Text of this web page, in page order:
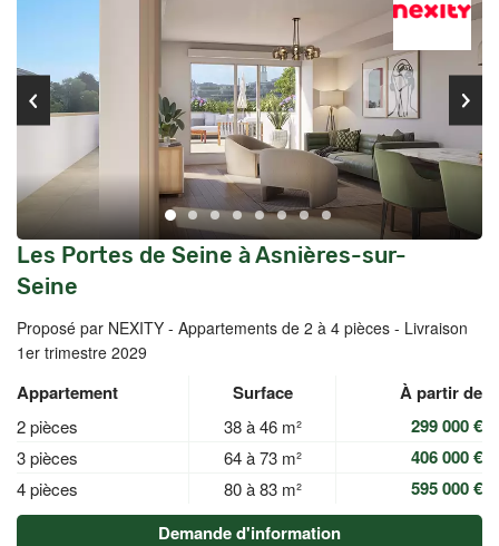
Les Portes de Seine à Asnières-sur-
Seine
Proposé par NEXITY - Appartements de 2 à 4 pièces - Livraison
1er trimestre 2029
Appartement Surface À partir de
2 pièces 38 à 46 m² 299 000 €
3 pièces 64 à 73 m² 406 000 €
4 pièces 80 à 83 m²
595 000 €
Demande d'information